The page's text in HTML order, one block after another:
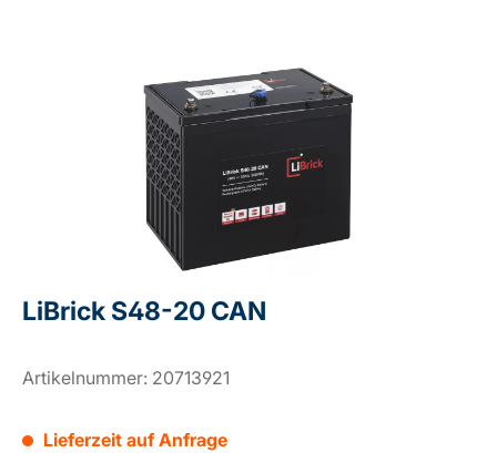
LiBrick S48-20 CAN
Artikelnummer: 20713921
Lieferzeit auf Anfrage